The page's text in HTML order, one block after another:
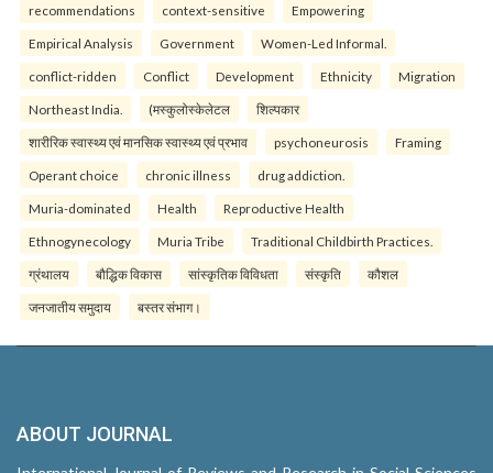
recommendations context-sensitive Empowering
Empirical Analysis Government Women-Led Informal.
conflict-ridden Conflict Development Ethnicity Migration
Northeast India. (मस्कुलोस्केलेटल शिल्पकार
शारीरिक स्वास्थ्य एवं मानसिक स्वास्थ्य एवं प्रभाव psychoneurosis Framing
Operant choice chronic illness drug addiction.
Muria-dominated Health Reproductive Health
Ethnogynecology Muria Tribe Traditional Childbirth Practices.
ग्रंथालय बौद्धिक विकास सांस्कृतिक विविधता संस्कृति कौशल
जनजातीय समुदाय बस्तर संभाग।
ABOUT JOURNAL